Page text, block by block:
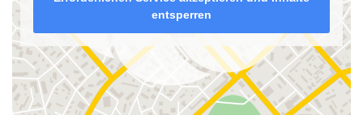
entsperren